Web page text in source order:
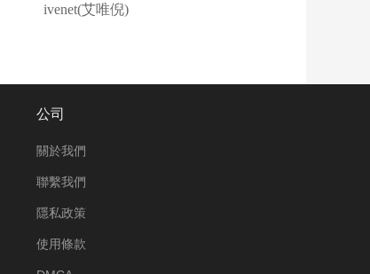
ivenet(艾唯倪)
公司
關於我們
聯繫我們
隱私政策
使用條款